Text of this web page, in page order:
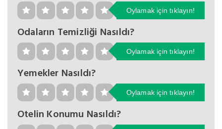
Oylamak için tıklayın!
Odaların Temizliği Nasıldı?
Oylamak için tıklayın!
Yemekler Nasıldı?
Oylamak için tıklayın!
Otelin Konumu Nasıldı?